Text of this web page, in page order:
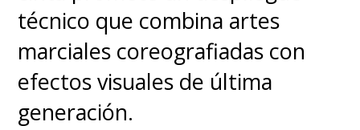
Amazon tiene los derechos
televisivos, lo que ha permitido
realizar "The Lord of the
Rings: The Rings of Power"
técnico que combina artes
marciales coreografiadas con
efectos visuales de última
generación.